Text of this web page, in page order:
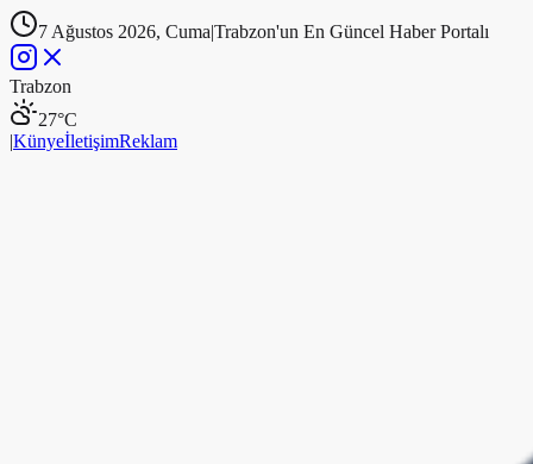
7 Ağustos 2026, Cuma|Trabzon'un En Güncel Haber Portalı
Trabzon
27°C
|KünyeİletişimReklam